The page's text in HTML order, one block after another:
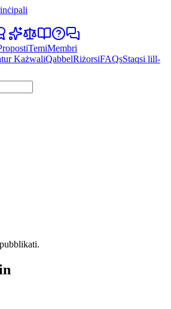
TemiMembri
KażwaliQabbelRiżorsiFAQsStaqsi lill-